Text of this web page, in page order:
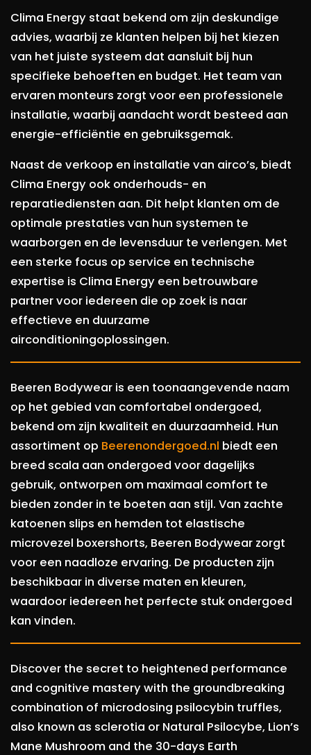
Clima Energy staat bekend om zijn deskundige
advies, waarbij ze klanten helpen bij het kiezen
van het juiste systeem dat aansluit bij hun
specifieke behoeften en budget. Het team van
ervaren monteurs zorgt voor een professionele
installatie, waarbij aandacht wordt besteed aan
energie-efficiëntie en gebruiksgemak.
Naast de verkoop en installatie van airco’s, biedt
Clima Energy ook onderhouds- en
reparatiediensten aan. Dit helpt klanten om de
optimale prestaties van hun systemen te
waarborgen en de levensduur te verlengen. Met
een sterke focus op service en technische
expertise is Clima Energy een betrouwbare
partner voor iedereen die op zoek is naar
effectieve en duurzame
airconditioningoplossingen.
Beeren Bodywear is een toonaangevende naam
op het gebied van comfortabel ondergoed,
bekend om zijn kwaliteit en duurzaamheid. Hun
assortiment op Beerenondergoed.nl biedt een
breed scala aan ondergoed voor dagelijks
gebruik, ontworpen om maximaal comfort te
bieden zonder in te boeten aan stijl. Van zachte
katoenen slips en hemden tot elastische
microvezel boxershorts, Beeren Bodywear zorgt
voor een naadloze ervaring. De producten zijn
beschikbaar in diverse maten en kleuren,
waardoor iedereen het perfecte stuk ondergoed
kan vinden.
Discover the secret to heightened performance
and cognitive mastery with the groundbreaking
combination of microdosing psilocybin truffles,
also known as sclerotia or Natural Psilocybe, Lion’s
Mane Mushroom and the 30-days Earth